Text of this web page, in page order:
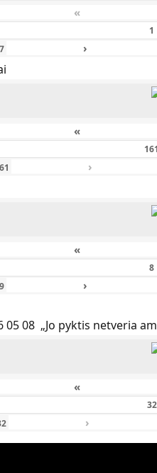
«
7 ›
«
›
«
9 ›
08 „Jo pyktis netveria
«
›